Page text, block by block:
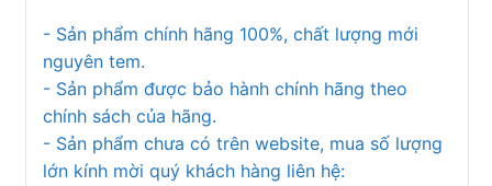
- Sản phẩm chính hãng 100%, chất lượng mới
nguyên tem.
- Sản phẩm được bảo hành chính hãng theo
chính sách của hãng.
- Sản phẩm chưa có trên website, mua số lượng
lớn kính mời quý khách hàng liên hệ: